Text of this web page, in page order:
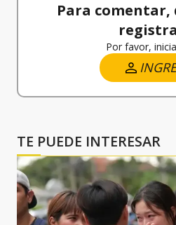
Para comentar,
Por favor,
TE PUEDE INTERESAR